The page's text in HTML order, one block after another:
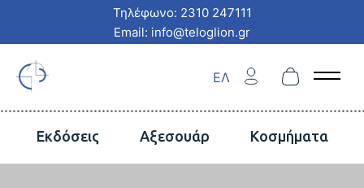
Τηλέφωνο: 2310 247111
Email: info@teloglion.gr
ΕΛ Open
Εκδόσεις Αξεσουάρ Κοσμήματα